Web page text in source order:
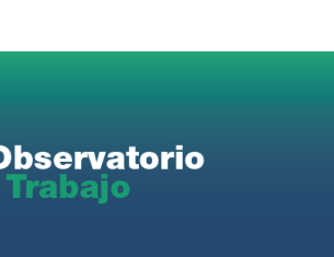
Ver anteriores